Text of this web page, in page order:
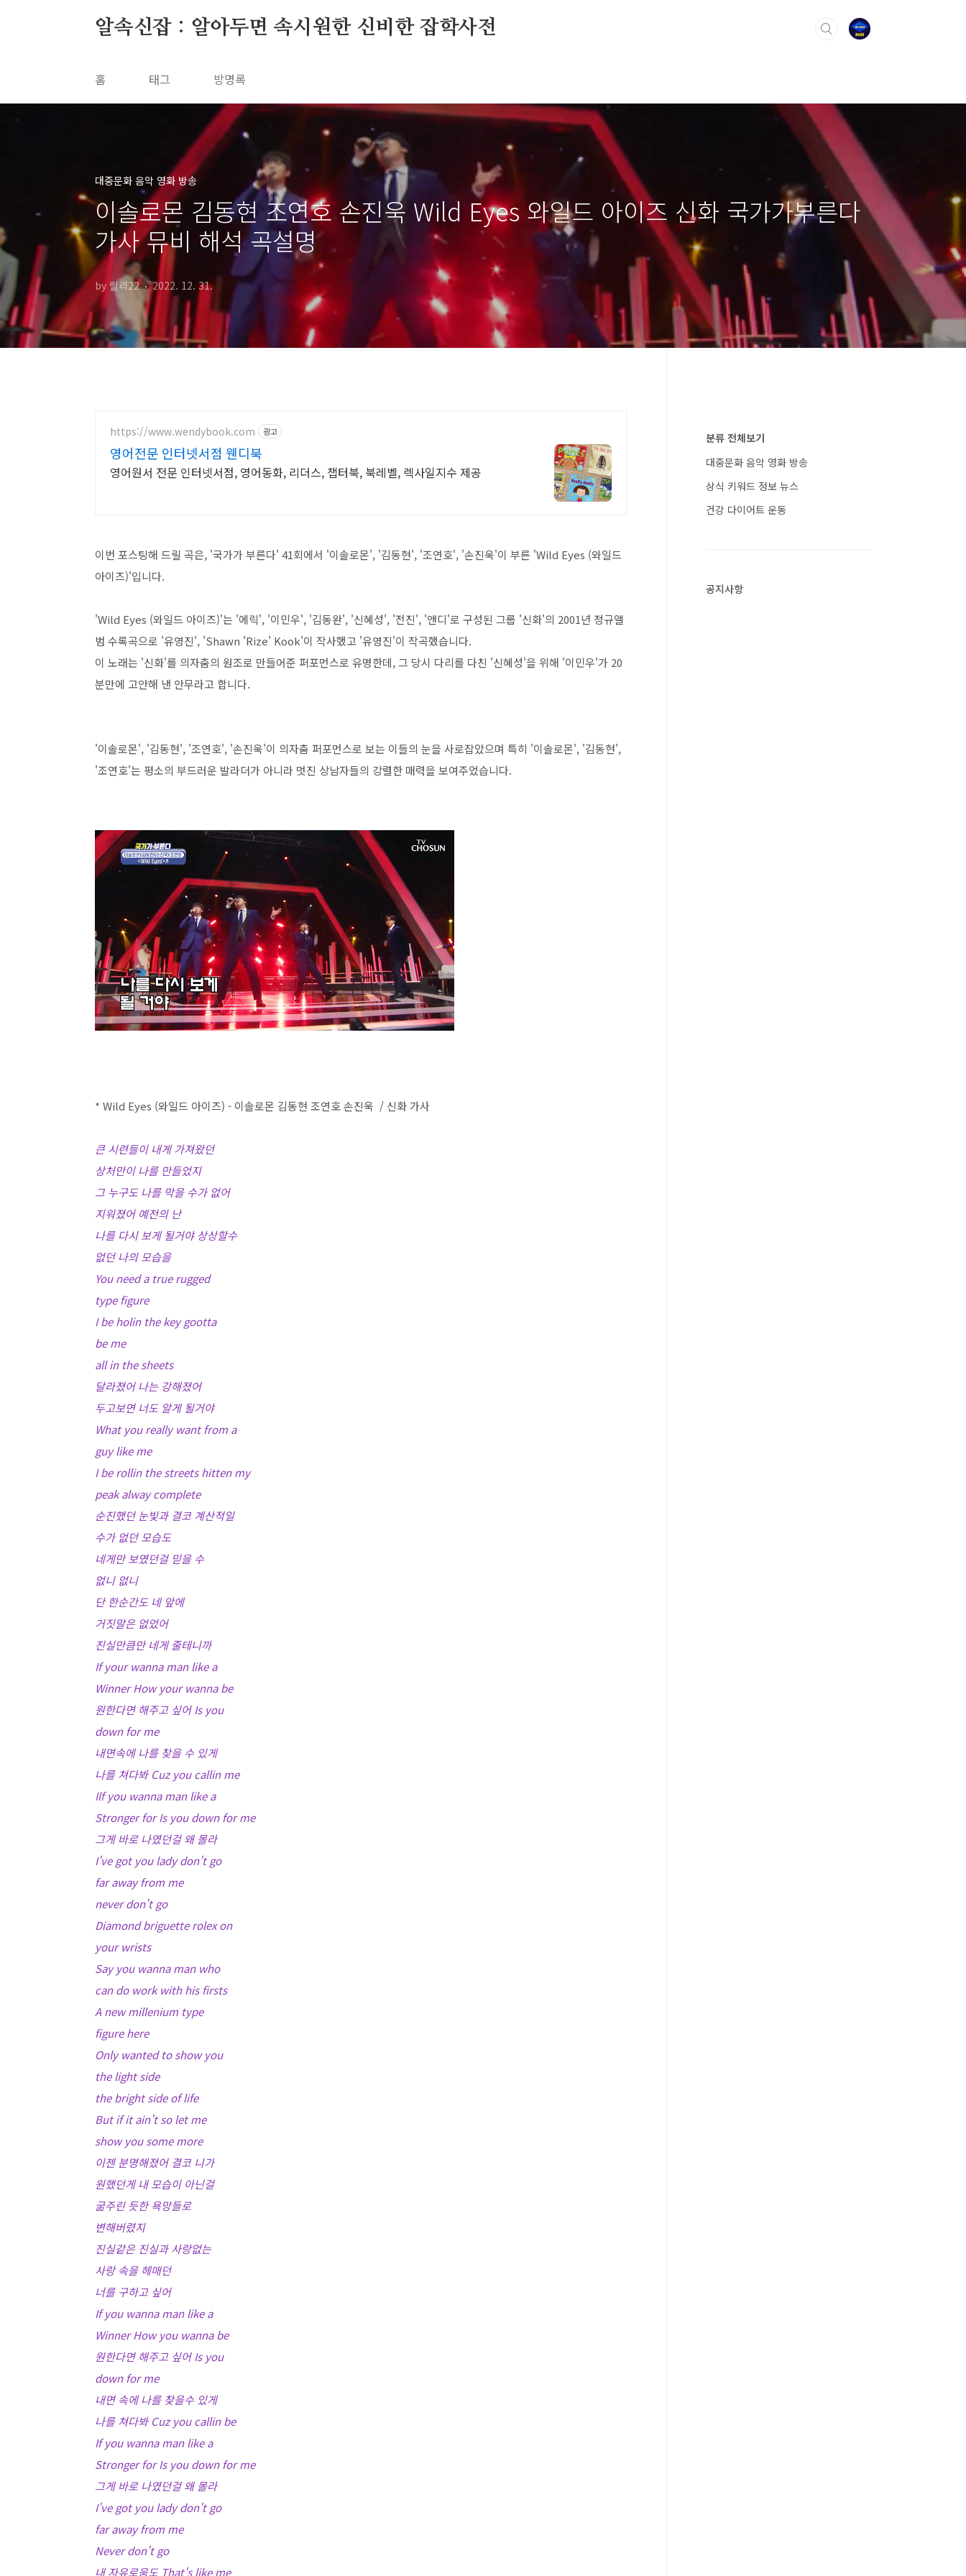
알속신잡 : 알아두면 속시원한 신비한 잡학사전
홈 태그 방명록
대중문화 음악 영화 방송
이솔로몬 김동현 조연호 손진욱 Wild Eyes 와일드 아이즈 신화 국가가부른다
가사 뮤비 해석 곡설명
by 릴리22 2022. 12. 31.
https://www.wendybook.com 광고
영어전문 인터넷서점 웬디북
영어원서 전문 인터넷서점, 영어동화, 리더스, 챕터북, 북레벨, 렉사일지수 제공
이번 포스팅해 드릴 곡은, '국가가 부른다' 41회에서 '이솔로몬', '김동현', '조연호', '손진욱'이 부른 'Wild Eyes (와일드
아이즈)'입니다.
'Wild Eyes (와일드 아이즈)'는 '에릭', '이민우', '김동완', '신혜성', '전진', '앤디'로 구성된 그룹 '신화'의 2001년 정규앨
범 수록곡으로 '유영진', 'Shawn 'Rize' Kook'이 작사했고 '유영진'이 작곡했습니다.
이 노래는 '신화'를 의자춤의 원조로 만들어준 퍼포먼스로 유명한데, 그 당시 다리를 다친 '신혜성'을 위해 '이민우'가 20
분만에 고안해 낸 안무라고 합니다.
'이솔로몬', '김동현', '조연호', '손진욱'이 의자춤 퍼포먼스로 보는 이들의 눈을 사로잡았으며 특히 '이솔로몬', '김동현',
'조연호'는 평소의 부드러운 발라더가 아니라 멋진 상남자들의 강렬한 매력을 보여주었습니다.
* Wild Eyes (와일드 아이즈) - 이솔로몬 김동현 조연호 손진욱 / 신화 가사
큰 시련들이 내게 가져왔던
상처만이 나를 만들었지
그 누구도 나를 막을 수가 없어
지워졌어 예전의 난
나를 다시 보게 될거야 상상할수
없던 나의 모습을
You need a true rugged
type figure
I be holin the key gootta
be me
all in the sheets
달라졌어 나는 강해졌어
두고보면 너도 알게 될거야
What you really want from a
guy like me
I be rollin the streets hitten my
peak alway complete
순진했던 눈빛과 결코 계산적일
수가 없던 모습도
네게만 보였던걸 믿을 수
없니 없니
단 한순간도 네 앞에
거짓말은 없었어
진실만큼만 네게 줄테니까
If your wanna man like a
Winner How your wanna be
원한다면 해주고 싶어 Is you
down for me
내면속에 나를 찾을 수 있게
나를 쳐다봐 Cuz you callin me
Ilf you wanna man like a
Stronger for Is you down for me
그게 바로 나였던걸 왜 몰라
I've got you lady don't go
far away from me
never don't go
Diamond briguette rolex on
your wrists
Say you wanna man who
can do work with his firsts
A new millenium type
figure here
Only wanted to show you
the light side
the bright side of life
But if it ain't so let me
show you some more
이젠 분명해졌어 결코 니가
원했던게 내 모습이 아닌걸
굶주린 듯한 욕망들로
변해버렸지
진실같은 진실과 사랑없는
사랑 속을 헤매던
너를 구하고 싶어
If you wanna man like a
Winner How you wanna be
원한다면 해주고 싶어 Is you
down for me
내면 속에 나를 찾을수 있게
나를 쳐다봐 Cuz you callin be
If you wanna man like a
Stronger for Is you down for me
그게 바로 나였던걸 왜 몰라
I've got you lady don't go
far away from me
Never don't go
내 자유로움도 That's like me
분류 전체보기
대중문화 음악 영화 방송
상식 키워드 정보 뉴스
건강 다이어트 운동
공지사항